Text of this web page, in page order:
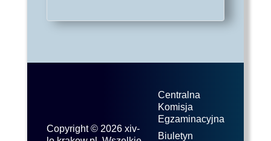
Copyright © 2026 xiv-
Centralna
Komisja
Egzaminacyjna
Biuletyn